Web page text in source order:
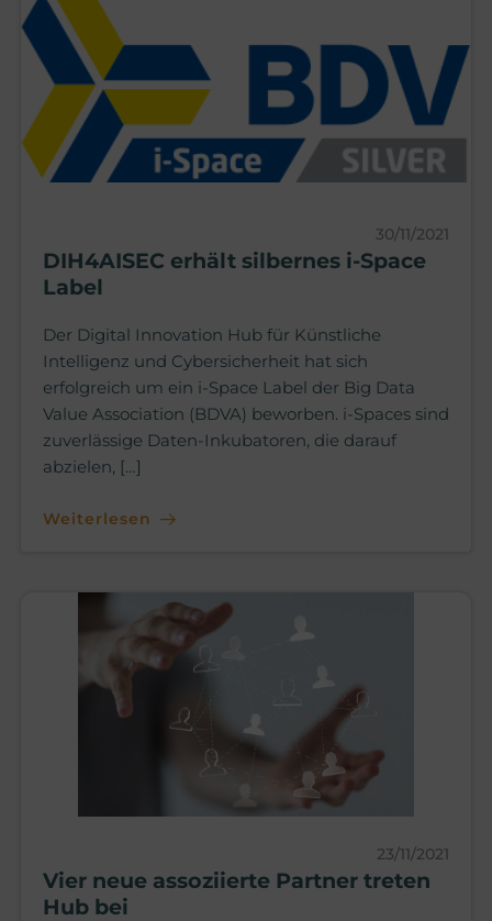
30/11/2021
DIH4AISEC erhält silbernes i-Space
Label
Der Digital Innovation Hub für Künstliche
Intelligenz und Cybersicherheit hat sich
erfolgreich um ein i-Space Label der Big Data
Value Association (BDVA) beworben. i-Spaces sind
zuverlässige Daten-Inkubatoren, die darauf
abzielen, […]
Weiterlesen
23/11/2021
Vier neue assoziierte Partner treten
Hub bei